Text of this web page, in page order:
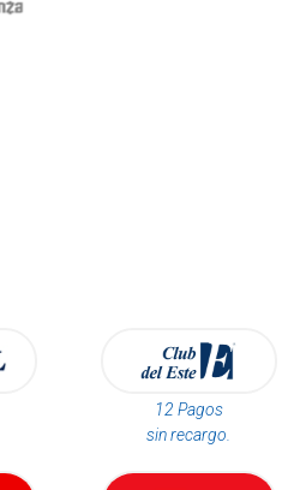
12 Pagos
sin recargo.